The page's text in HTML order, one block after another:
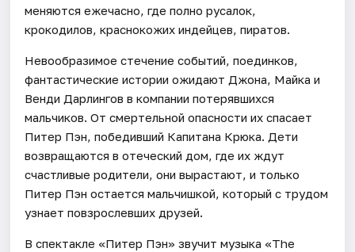
меняются ежечасно, где полно русалок,
крокодилов, краснокожих индейцев, пиратов.
Невообразимое стечение событий, поединков,
фантастические истории ожидают Джона, Майка и
Венди Дарлингов в компании потерявшихся
мальчиков. От смертельной опасности их спасает
Питер Пэн, победивший Капитана Крюка. Дети
возвращаются в отеческий дом, где их ждут
счастливые родители, они вырастают, и только
Питер Пэн остается мальчишкой, который с трудом
узнает повзрослевших друзей.
В спектакле «Питер Пэн» звучит музыка «The